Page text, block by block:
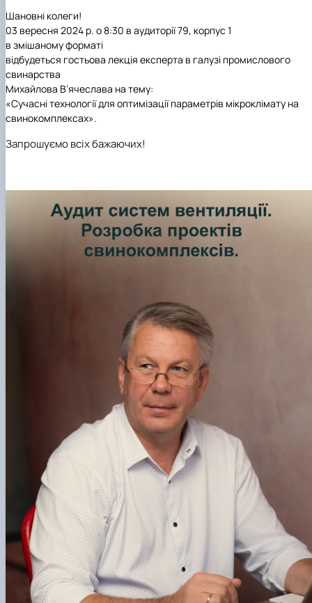
Шановні колеги!
03 вересня 2024 р. о 8:30 в аудиторії 79, корпус 1
в змішаному форматі
відбудеться гостьова лекція експерта в галузі промислового
свинарства
Михайлова В’ячеслава на тему:
«Сучасні технології для оптимізації параметрів мікроклімату на
свинокомплексах».
Запрошуємо всіх бажаючих!